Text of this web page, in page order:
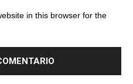
in this browser for the